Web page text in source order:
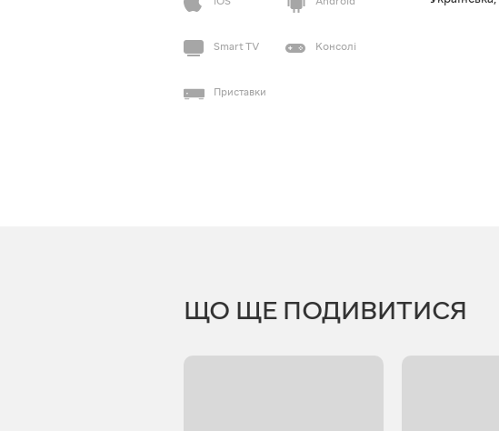
Smart TV Консолі
Приставки
ЩО ЩЕ ПОДИВИТИСЯ